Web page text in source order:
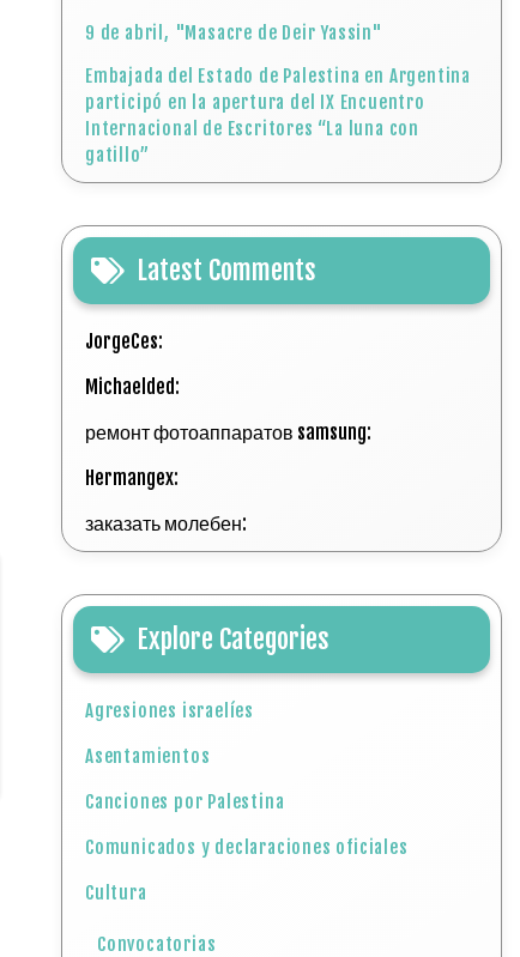
9 de abril, "Masacre de Deir Yassin"
Embajada del Estado de Palestina en Argentina
participó en la apertura del IX Encuentro
Internacional de Escritores “La luna con
gatillo”
Latest Comments
JorgeCes:
Michaelded:
ремонт фотоаппаратов samsung:
Hermangex:
заказать молебен:
Explore Categories
Agresiones israelíes
Asentamientos
Canciones por Palestina
Comunicados y declaraciones oficiales
Cultura
Convocatorias